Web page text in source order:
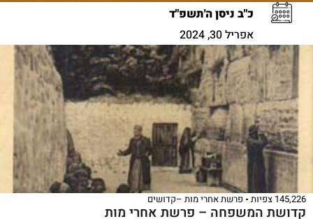
כ"ב ניסן ה'תשפ"ד
אפריל 30, 2024
145,226 צפיות פרשת אחרי מות –קדושים
קדושת המשפחה – פרשת אחרי מות